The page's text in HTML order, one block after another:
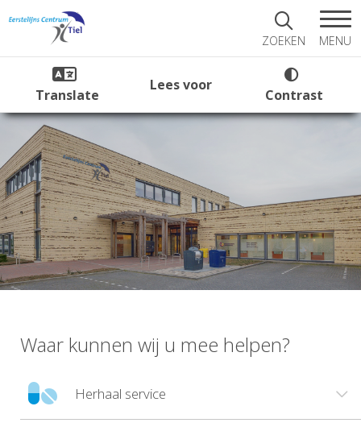
ZOEKEN MENU
Translate
Lees voor
Contrast
Waar kunnen wij u mee helpen?
Herhaal service